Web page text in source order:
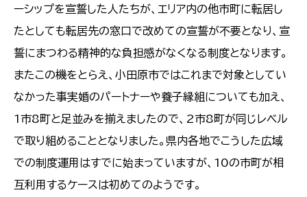
ーシップを宣誓した人たちが、エリア内の他市町に転居し
たとしても転居先の窓口で改めての宣誓が不要となり、宣
誓にまつわる精神的な負担感がなくなる制度となります。
またこの機をとらえ、小田原市ではこれまで対象としてい
なかった事実婚のパートナーや養子縁組についても加え、
1市8町と足並みを揃えましたので、2市8町が同じレベル
で取り組めることとなりました。県内各地でこうした広域
での制度運用はすでに始まっていますが、10の市町が相
互利用するケースは初めてのようです。